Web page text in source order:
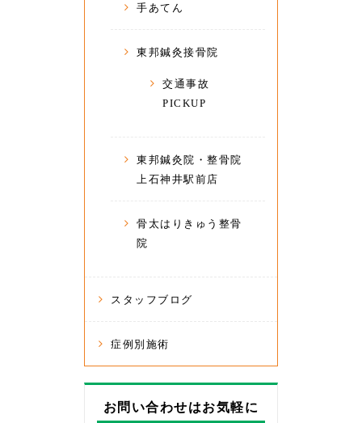
手あてん
東邦鍼灸接骨院
交通事故
PICKUP
東邦鍼灸院・整骨院
上石神井駅前店
骨太はりきゅう整骨
院
スタッフブログ
症例別施術
お問い合わせはお気軽に